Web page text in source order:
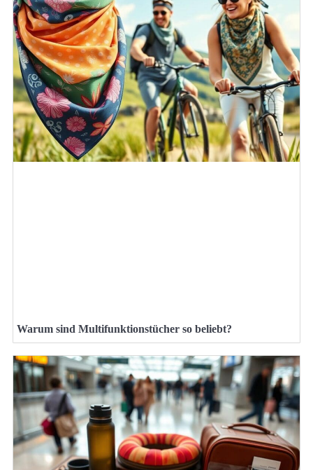
Warum sind Multifunktionstücher so beliebt?